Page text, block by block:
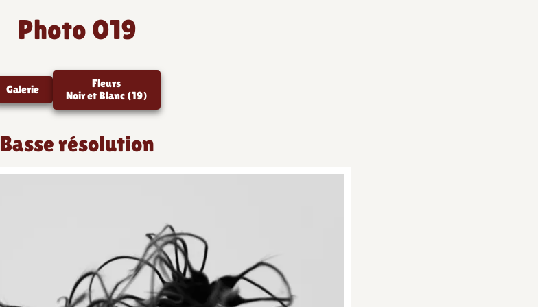
Photo 019
Galerie
Fleurs
Noir et Blanc (19)
Basse résolution